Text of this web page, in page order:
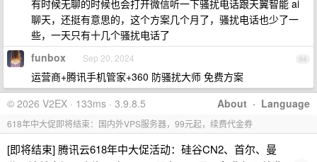
有时候无聊的时候也会打开微信听一下骚扰电话跟天翼智能 ai
聊天，还挺有意思的，这个方案几个月了，骚扰电话也少了一
些，一天只有十几个骚扰电话了
64
funbox Sep 20, 2024
运营商+腾讯手机管家+360 防骚扰大师 免费方案
About · Language
© 2026 V2EX · 133ms · 3.9.8.5
618年中大促即将结束：国内外VPS服务器，99元起，续费代金券
[即将结束] 腾讯云618年中大促活动：硅谷CN2、首尔、曼